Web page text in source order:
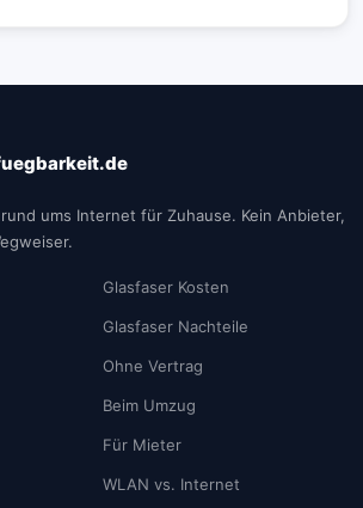
ums Internet für Zuhause. Kein Anbieter,
Glasfaser Kosten
Glasfaser Nachteile
Ohne Vertrag
Beim Umzug
Für Mieter
WLAN vs. Internet